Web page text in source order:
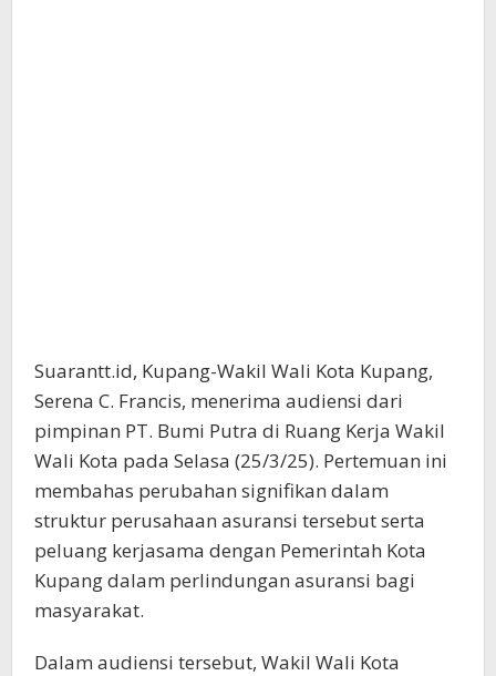
Suarantt.id, Kupang-Wakil Wali Kota Kupang,
Serena C. Francis, menerima audiensi dari
pimpinan PT. Bumi Putra di Ruang Kerja Wakil
Wali Kota pada Selasa (25/3/25). Pertemuan ini
membahas perubahan signifikan dalam
struktur perusahaan asuransi tersebut serta
peluang kerjasama dengan Pemerintah Kota
Kupang dalam perlindungan asuransi bagi
masyarakat.
Dalam audiensi tersebut, Wakil Wali Kota